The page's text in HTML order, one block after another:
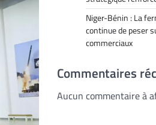
Niger-Bénin : La
continue de peser
commerciaux
Commentaires
Aucun commentaire à